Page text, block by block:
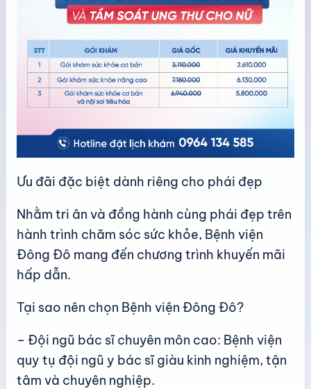
Ưu đãi đặc biệt dành riêng cho phái đẹp
Nhằm tri ân và đồng hành cùng phái đẹp trên
hành trình chăm sóc sức khỏe, Bệnh viện
Đông Đô mang đến chương trình khuyến mãi
hấp dẫn.
Tại sao nên chọn Bệnh viện Đông Đô?
– Đội ngũ bác sĩ chuyên môn cao: Bệnh viện
quy tụ đội ngũ y bác sĩ giàu kinh nghiệm, tận
tâm và chuyên nghiệp.